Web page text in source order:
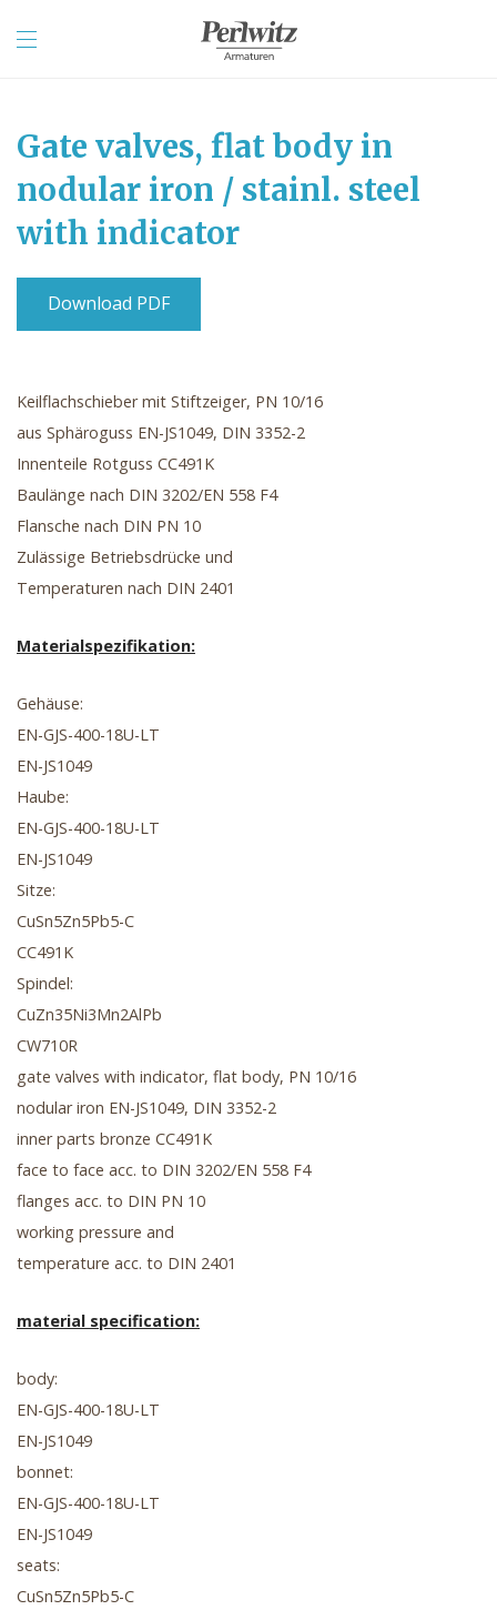
Gate valves, flat body in
nodular iron / stainl. steel
with indicator
Download PDF
Keilflachschieber mit Stiftzeiger, PN 10/16
aus Sphäroguss EN-JS1049, DIN 3352-2
Innenteile Rotguss CC491K
Baulänge nach DIN 3202/EN 558 F4
Flansche nach DIN PN 10
Zulässige Betriebsdrücke und
Temperaturen nach DIN 2401
Materialspezifikation:
Gehäuse:
EN-GJS-400-18U-LT
EN-JS1049
Haube:
EN-GJS-400-18U-LT
EN-JS1049
Sitze:
CuSn5Zn5Pb5-C
CC491K
Spindel:
CuZn35Ni3Mn2AlPb
CW710R
gate valves with indicator, flat body, PN 10/16
nodular iron EN-JS1049, DIN 3352-2
inner parts bronze CC491K
face to face acc. to DIN 3202/EN 558 F4
flanges acc. to DIN PN 10
working pressure and
temperature acc. to DIN 2401
material specification:
body:
EN-GJS-400-18U-LT
EN-JS1049
bonnet:
EN-GJS-400-18U-LT
EN-JS1049
seats:
CuSn5Zn5Pb5-C